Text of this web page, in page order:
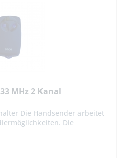
MHz 2 Kanal
Die Handsender arbeitet
Die